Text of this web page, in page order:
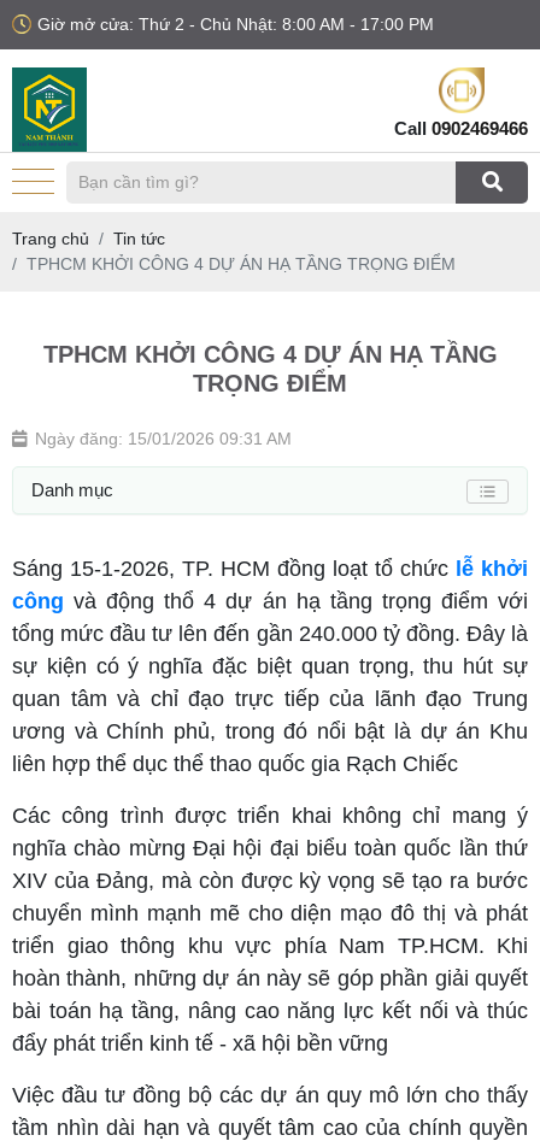
Giờ mở cửa: Thứ 2 - Chủ Nhật: 8:00 AM - 17:00 PM
Call 0902469466
Trang chủ
Tin tức
TPHCM KHỞI CÔNG 4 DỰ ÁN HẠ TẦNG TRỌNG ĐIỂM
TPHCM KHỞI CÔNG 4 DỰ ÁN HẠ TẦNG
TRỌNG ĐIỂM
Ngày đăng: 15/01/2026 09:31 AM
Danh mục
Sáng 15-1-2026, TP. HCM đồng loạt tổ chức lễ khởi
công và động thổ 4 dự án hạ tầng trọng điểm với
tổng mức đầu tư lên đến gần 240.000 tỷ đồng. Đây là
sự kiện có ý nghĩa đặc biệt quan trọng, thu hút sự
quan tâm và chỉ đạo trực tiếp của lãnh đạo Trung
ương và Chính phủ, trong đó nổi bật là dự án Khu
liên hợp thể dục thể thao quốc gia Rạch Chiếc
Các công trình được triển khai không chỉ mang ý
nghĩa chào mừng Đại hội đại biểu toàn quốc lần thứ
XIV của Đảng, mà còn được kỳ vọng sẽ tạo ra bước
chuyển mình mạnh mẽ cho diện mạo đô thị và phát
triển giao thông khu vực phía Nam TP.HCM. Khi
hoàn thành, những dự án này sẽ góp phần giải quyết
bài toán hạ tầng, nâng cao năng lực kết nối và thúc
đẩy phát triển kinh tế - xã hội bền vững
Việc đầu tư đồng bộ các dự án quy mô lớn cho thấy
tầm nhìn dài hạn và quyết tâm cao của chính quyền